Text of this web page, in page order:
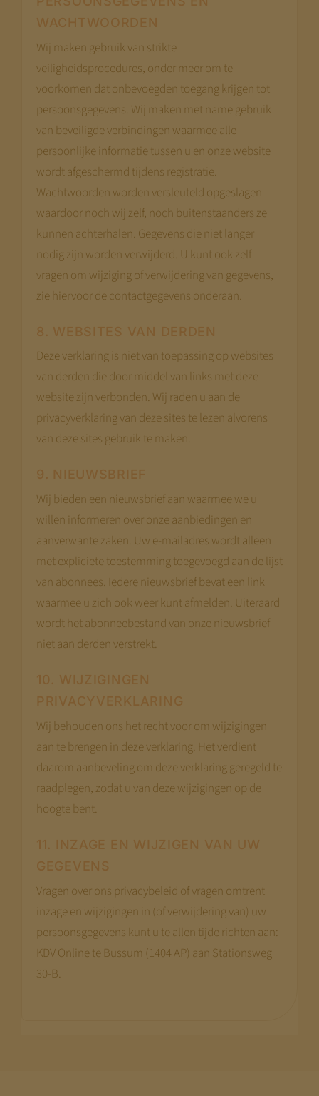
WACHTWOORDEN
Wij maken gebruik van strikte
veiligheidsprocedures, onder meer om te
voorkomen dat onbevoegden toegang krijgen tot
persoonsgegevens. Wij maken met name gebruik
van beveiligde verbindingen waarmee alle
persoonlijke informatie tussen u en onze website
wordt afgeschermd tijdens registratie.
Wachtwoorden worden versleuteld opgeslagen
waardoor noch wij zelf, noch buitenstaanders ze
kunnen achterhalen. Gegevens die niet langer
nodig zijn worden verwijderd. U kunt ook zelf
vragen om wijziging of verwijdering van gegevens,
zie hiervoor de contactgegevens onderaan.
8. WEBSITES VAN DERDEN
Deze verklaring is niet van toepassing op websites
van derden die door middel van links met deze
website zijn verbonden. Wij raden u aan de
privacyverklaring van deze sites te lezen alvorens
van deze sites gebruik te maken.
9. NIEUWSBRIEF
Wij bieden een nieuwsbrief aan waarmee we u
willen informeren over onze aanbiedingen en
aanverwante zaken. Uw e-mailadres wordt alleen
met expliciete toestemming toegevoegd aan de lijst
van abonnees. Iedere nieuwsbrief bevat een link
waarmee u zich ook weer kunt afmelden. Uiteraard
wordt het abonneebestand van onze nieuwsbrief
niet aan derden verstrekt.
10. WIJZIGINGEN
PRIVACYVERKLARING
Wij behouden ons het recht voor om wijzigingen
aan te brengen in deze verklaring. Het verdient
daarom aanbeveling om deze verklaring geregeld te
raadplegen, zodat u van deze wijzigingen op de
hoogte bent.
11. INZAGE EN WIJZIGEN VAN UW
GEGEVENS
Vragen over ons privacybeleid of vragen omtrent
inzage en wijzigingen in (of verwijdering van) uw
persoonsgegevens kunt u te allen tijde richten aan:
KDV Online te Bussum (1404 AP) aan Stationsweg
30-B.